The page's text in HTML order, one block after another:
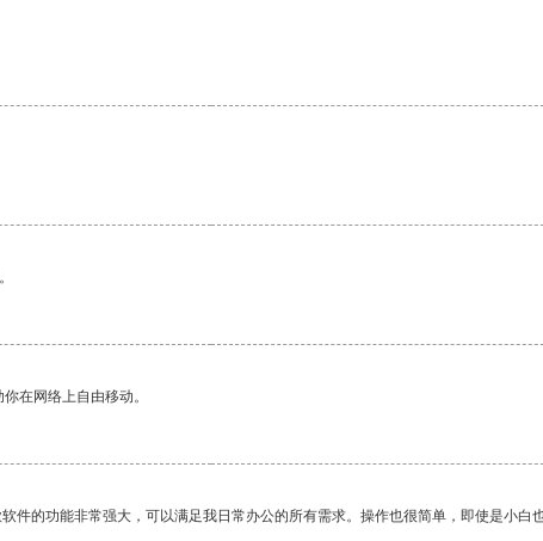
在网络上自由移动。
的功能非常强大，可以满足我日常办公的所有需求。操作也很简单，即使是小白